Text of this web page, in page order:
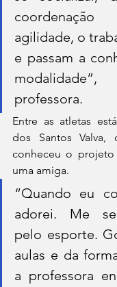
agilidade, o
e passam a
professora.
Entre as atletas
dos Santos
conheceu o
uma amiga.
“Quando eu
adorei. Me
pelo esporte.
aulas e da
a professora